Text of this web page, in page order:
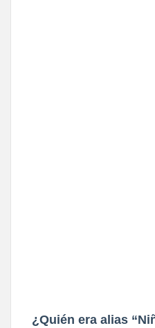
¿Quién era alias